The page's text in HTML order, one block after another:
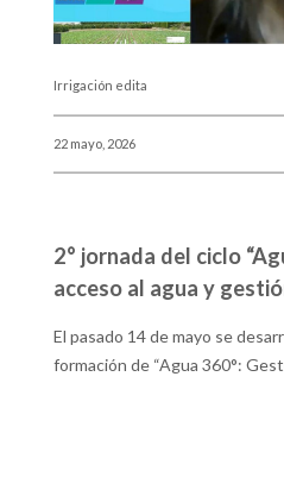
Irrigación edita
22 mayo, 2026
2° jornada del ciclo
acceso al agua y
El pasado 14 de mayo se
formación de “Agua 360°: